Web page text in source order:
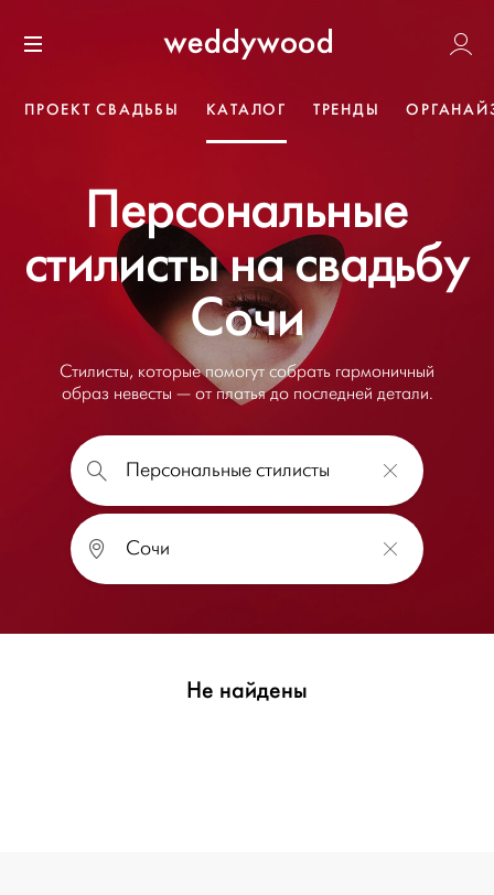
к содержанию
Weddywood
ПРОЕКТ СВАДЬБЫ КАТАЛОГ ТРЕНДЫ
Персональные
стилисты на свадьбу
Сочи
Стилисты, которые помогут собрать гармоничный
образ невесты — от платья до последней детали.
Не найдены